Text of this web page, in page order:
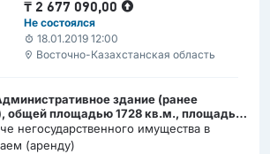
₸ 2 677 090,00
Не состоялся
18.01.2019 12:00
Восточно-Казахстанская область
здание (ранее
общей площадью 1728 кв.м., площадь
0,2416 га., местонахождение -
негосударственного имущества в
(аренду)